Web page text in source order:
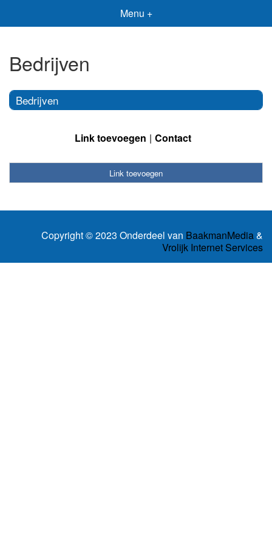
Menu +
Bedrijven
Bedrijven
Link toevoegen Contact
Link toevoegen
Copyright © 2023 Onderdeel van BaakmanMedia&
Vrolijk Internet Services